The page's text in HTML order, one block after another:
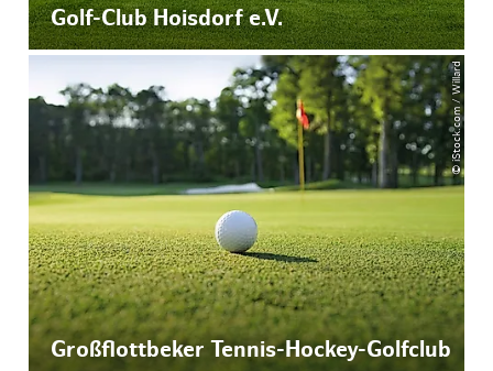
Golf-Club Hoisdorf e.V.
© iStock.com / Willard
Großflottbeker Tennis-Hockey-Golfclub